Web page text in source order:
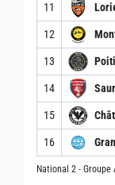
11
12
13
14
15
16
National 2 - Groupe